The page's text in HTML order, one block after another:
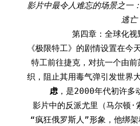
影片中最令人难忘的场景之一
逃亡
第四章：全球化视
《极限特工》的剧情设置在今
特工前往捷克，对抗一个由
织，阻止其用毒气弹引发世界
虑，是2000年代初许多
影片中的反派尤里（马尔顿·
“疯狂俄罗斯人”形象，他绑